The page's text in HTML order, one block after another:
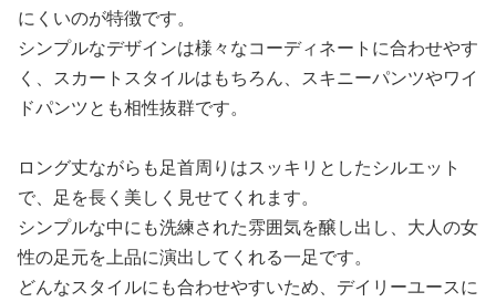
にくいのが特徴です。
シンプルなデザインは様々なコーディネートに合わせやす
く、スカートスタイルはもちろん、スキニーパンツやワイ
ドパンツとも相性抜群です。
ロング丈ながらも足首周りはスッキリとしたシルエット
で、足を長く美しく見せてくれます。
シンプルな中にも洗練された雰囲気を醸し出し、大人の女
性の足元を上品に演出してくれる一足です。
どんなスタイルにも合わせやすいため、デイリーユースに